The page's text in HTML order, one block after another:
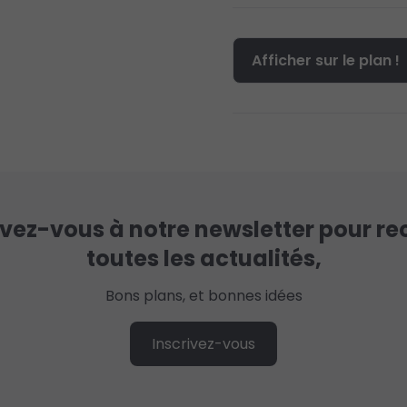
Afficher sur le plan !
vous à notre newsletter pour
toutes les actualités,
Bons plans, et bonnes idées
Inscrivez-vous